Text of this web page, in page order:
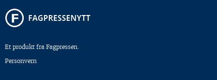
Et produkt fra Fagpressen.
Personvern